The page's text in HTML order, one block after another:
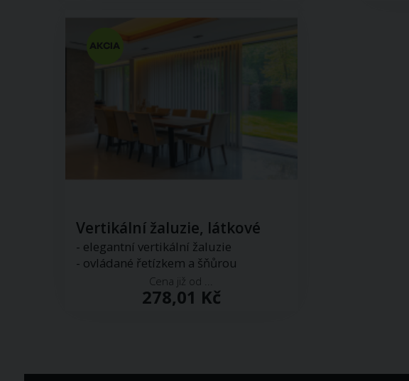
Vertikální žaluzie, látkové
- elegantní vertikální žaluzie
- ovládané řetízkem a šňůrou
Cena již od ...
278,01 Kč